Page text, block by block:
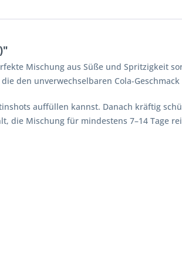
Mischung aus Süße und Spritzigkeit
den unverwechselbaren Cola-Geschmack
auffüllen kannst. Danach kräftig
die Mischung für mindestens 7–14 Tage